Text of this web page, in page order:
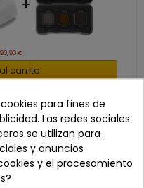
+
€
carrito
(DJI RC-N3)
256)
para fines de
Las redes sociales
se utilizan para
y anuncios
y el procesamiento